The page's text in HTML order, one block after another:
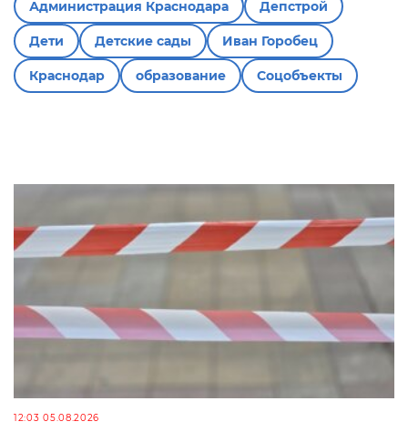
Администрация Краснодара Депстрой
Дети Детские сады Иван Горобец
Краснодар образование Соцобъекты
12:03 05.08.2026